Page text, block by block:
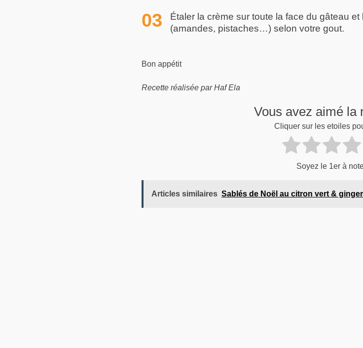
Étaler la crème sur toute la face du gâteau
(amandes, pistaches…) selon votre gout.
Bon appétit
Recette réalisée par Haf Ela
Vous avez aimé la
Cliquer sur les etoiles
Soyez le 1er à
Articles similaires Sablés de Noël au citron vert &